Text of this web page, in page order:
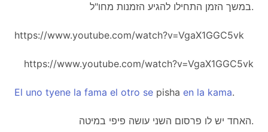
במשך הזמן התחילו להגיע הזמנות מחו"ל.
https://www.youtube.com/watch?v=VgaX1GGC5vk
https://www.youtube.com/watch?v=VgaX1GGC5vk
El uno tyene la fama el otro se pisha en la kama.
האחד יש לו פרסום השני עושה פיפי במיטה.